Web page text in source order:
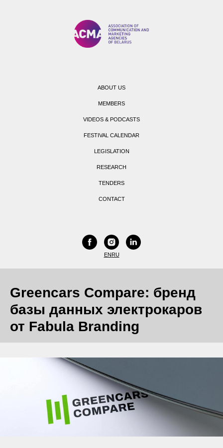
ABOUT US
MEMBERS
VIDEOS & PODCASTS
FESTIVAL CALENDAR
LEGISLATION
RESEARCH
TENDERS
CONTACT
ENRU
Greencars Compare: бренд
базы данных электрокаров
от Fabula Branding